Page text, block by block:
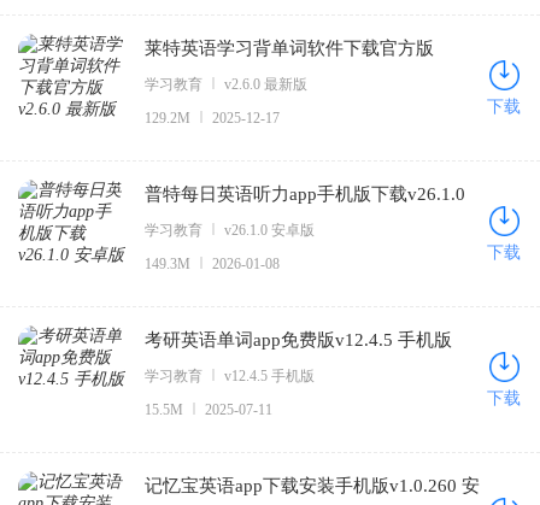
莱特英语学习背单词软件下载官方版
v2.6.0 最新版
学习教育
v2.6.0 最新版
129.2M
2025-12-17
下载
普特每日英语听力app手机版下载v26.1.0
安卓版
学习教育
v26.1.0 安卓版
149.3M
2026-01-08
下载
考研英语单词app免费版v12.4.5 手机版
学习教育
v12.4.5 手机版
15.5M
2025-07-11
下载
记忆宝英语app下载安装手机版v1.0.260 安